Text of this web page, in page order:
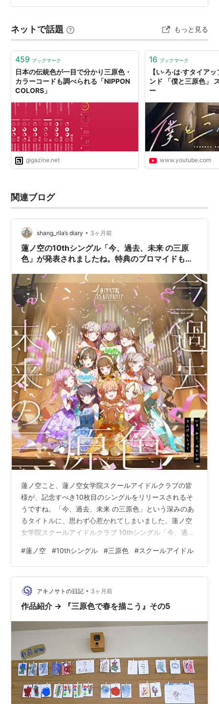
760 5月8日東広島市豊栄町のブルーベリー農園 剪定、満
の花を真ん中に左右…
ネットで話題 もっと見る
459 ブックマーク
日本の伝統色が一目で分かり三原色・
カラーコードも調べられる「NIPPON
COLORS」
gigazine.net
16 ブックマーク
【い·ろ·は·すタイア
ンド 「僕と三原色」
ー
www.youtube.com
関連ブログ
shang_rila’s diary • 3ヶ月前
蓮ノ空の10thシングル「今、過去、未来 の三原
色」が発表されましたね。特典のブロマイドも非
蓮ノ空こと、蓮ノ空女学院スクールアイドルクラブの皆
様が、記念すべき10枚目のシングルをリリースされるそ
うですね。「今、過去、未来 の三原色」という深みのあ
るタイトルに、思わず心惹かれてしまいました。蓮ノ空
女学院スクールアイドルクラブ 10thシングル「今、過
ラブ ] 楽天で購入 今回の新曲は、彼女たちが歩んできた
時間と、これから描き出す景色がぎゅっと凝縮されたよ
うな、そんな素敵な予感がしますね。「三原色」という
言葉にどのような意味が込められているのか、メンバー
の皆様が紡ぐハーモニーを想像するだけで、温かい気持
#蓮ノ空 #10thシングル #三原色 #スクールアイドル
アキノサトの日記 • 3ヶ月前
作品紹介 → 『三原色で春を描こう』その5